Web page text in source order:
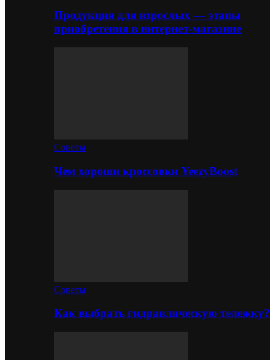
Продукция для взрослых — этапы
приобретения в интернет-магазине
Советы
Чем хороши кроссовки YeezyBoost
Советы
Как выбрать гидравлическую тележку?